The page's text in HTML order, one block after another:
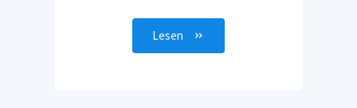
Lesen